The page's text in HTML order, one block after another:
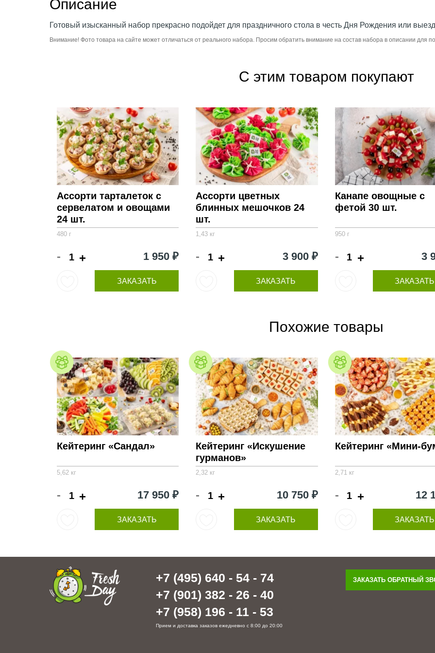
Описание
Готовый изысканный набор прекрасно подойдет для праздничного стола в честь Дня Рождения или
Внимание! Фото товара на сайте может отличаться от реального набора. Просим обратить внимание на состав набора в описании для
С этим товаром покупают
Ассорти тарталеток с
сервелатом и овощами
24 шт.
480 г
- + 1 950 ₽
ЗАКАЗАТЬ
Ассорти цветных
блинных мешочков 24
шт.
1,43 кг
- + 3 900 ₽
ЗАКАЗАТЬ
Канапе овощные с
фетой 30 шт.
950 г
- + 3
ЗАКАЗАТЬ
Похожие товары
Кейтеринг «Сандал»
5,62 кг
- + 17 950 ₽
ЗАКАЗАТЬ
Кейтеринг «Искушение
гурманов»
2,32 кг
- + 10 750 ₽
ЗАКАЗАТЬ
Кейтеринг «Мини-
2,71 кг
- + 12
ЗАКАЗАТЬ
+7 (495) 640 - 54 - 74
+7 (901) 382 - 26 - 40
+7 (958) 196 - 11 - 53
Прием и доставка заказов ежедневно с 8:00 до 20:00
ЗАКАЗАТЬ ОБРАТНЫЙ